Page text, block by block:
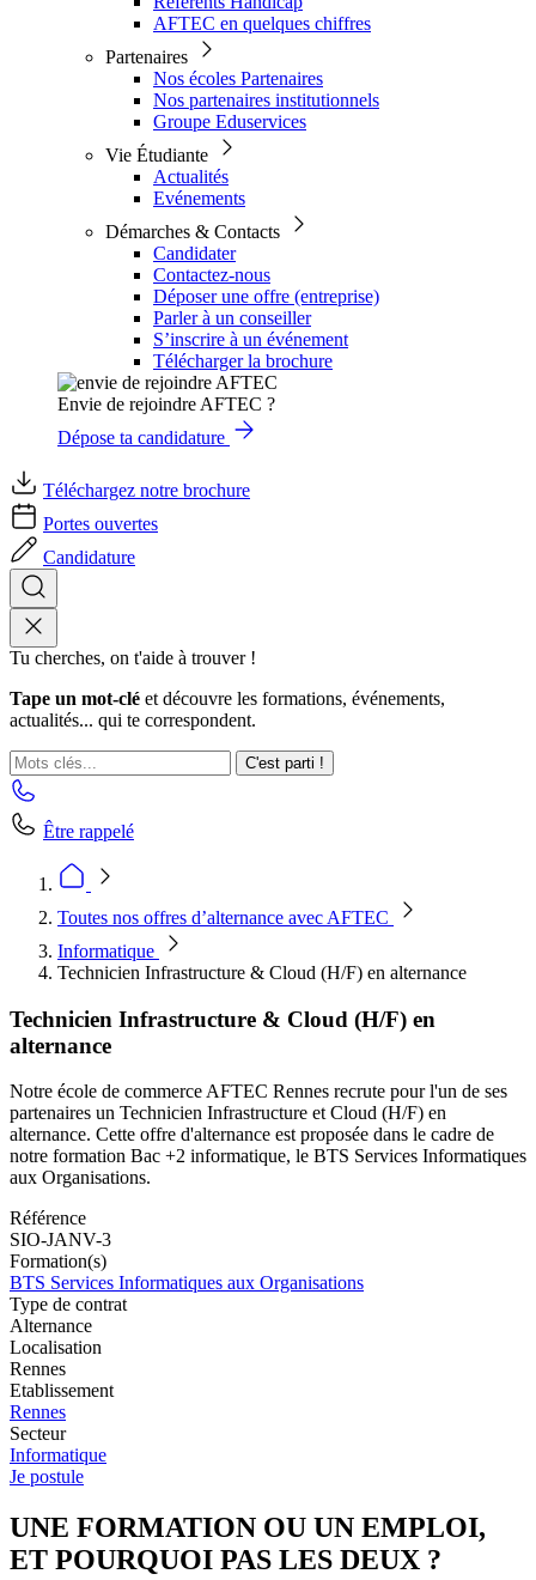
AFTEC en quelques chiffres
Partenaires
Nos écoles Partenaires
Nos partenaires institutionnels
Groupe Eduservices
Vie Étudiante
Actualités
Evénements
Démarches & Contacts
Candidater
Contactez-nous
Déposer une offre (entreprise)
Parler à un conseiller
S’inscrire à un événement
Télécharger la brochure
Envie de rejoindre AFTEC ?
Dépose ta candidature
Téléchargez notre brochure
Portes ouvertes
Candidature
Tu cherches, on t'aide à trouver !
Tape un mot-clé et découvre les formations, événements,
actualités... qui te correspondent.
C'est parti !
Être rappelé
Toutes nos offres d’alternance avec AFTEC
Informatique
Technicien Infrastructure & Cloud (H/F) en alternance
Technicien Infrastructure & Cloud (H/F) en
alternance
Notre école de commerce AFTEC Rennes recrute pour l'un de ses
partenaires un Technicien Infrastructure et Cloud (H/F) en
alternance. Cette offre d'alternance est proposée dans le cadre de
notre formation Bac +2 informatique, le BTS Services Informatiques
aux Organisations.
Référence
SIO-JANV-3
Formation(s)
BTS Services Informatiques aux Organisations
Type de contrat
Alternance
Localisation
Rennes
Etablissement
Rennes
Secteur
Informatique
Je postule
UNE FORMATION OU UN EMPLOI,
ET POURQUOI PAS LES DEUX ?